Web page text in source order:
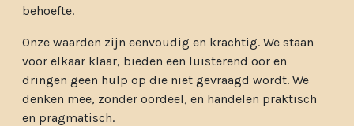
behoefte.
Onze waarden zijn eenvoudig en krachtig. We staan
voor elkaar klaar, bieden een luisterend oor en
dringen geen hulp op die niet gevraagd wordt. We
denken mee, zonder oordeel, en handelen praktisch
en pragmatisch.